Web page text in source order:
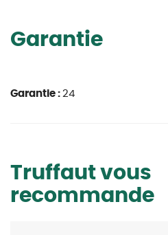
Garantie
Garantie : 24
Truffaut vous
recommande